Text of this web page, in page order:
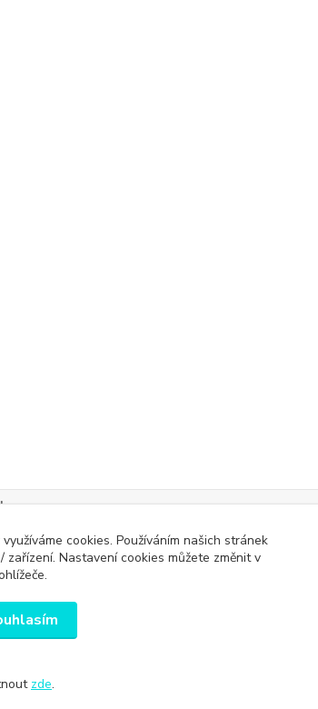
tržbu u správce daně online; v případě technického
cookies. Používáním našich stránek
Nastavení cookies můžete změnit v
zde.